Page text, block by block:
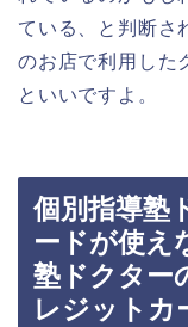
ている、と判断さ
のお店で利用した
といいですよ。
個別指導塾
ードが使え
塾ドクター
レジットカ